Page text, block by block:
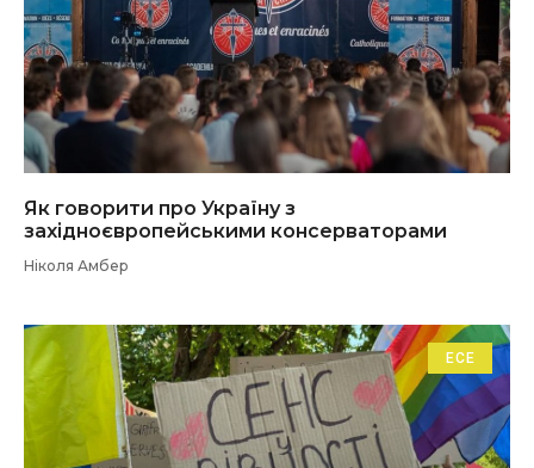
Як говорити про Україну з
західноєвропейськими консерваторами
Ніколя Амбер
ЕСЕ